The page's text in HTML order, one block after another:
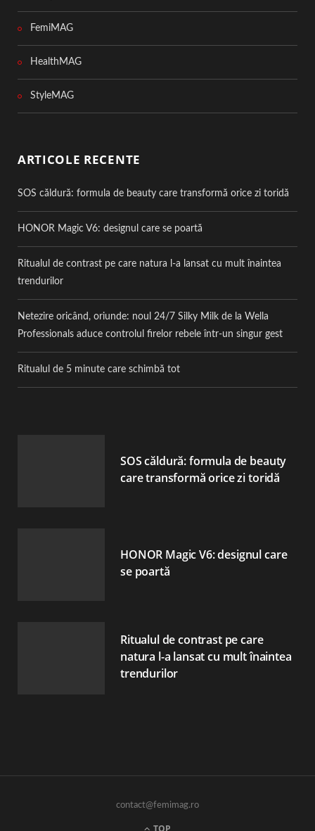
FemiMAG
HealthMAG
StyleMAG
ARTICOLE RECENTE
SOS căldură: formula de beauty care transformă orice zi toridă
HONOR Magic V6: designul care se poartă
Ritualul de contrast pe care natura l-a lansat cu mult înaintea
trendurilor
Netezire oricând, oriunde: noul 24/7 Silky Milk de la Wella
Professionals aduce controlul firelor rebele într-un singur gest
Ritualul de 5 minute care schimbă tot
SOS căldură: formula de beauty
care transformă orice zi toridă
HONOR Magic V6: designul care
se poartă
Ritualul de contrast pe care
natura l-a lansat cu mult înaintea
trendurilor
contact@femimag.ro
TOP